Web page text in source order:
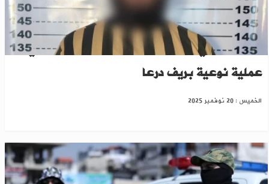
الأمن الداخلي يحرّر 5 مختطفين من السويداء في
عملية نوعية بريف درعا
الخميس : 20 نوفمبر 2025